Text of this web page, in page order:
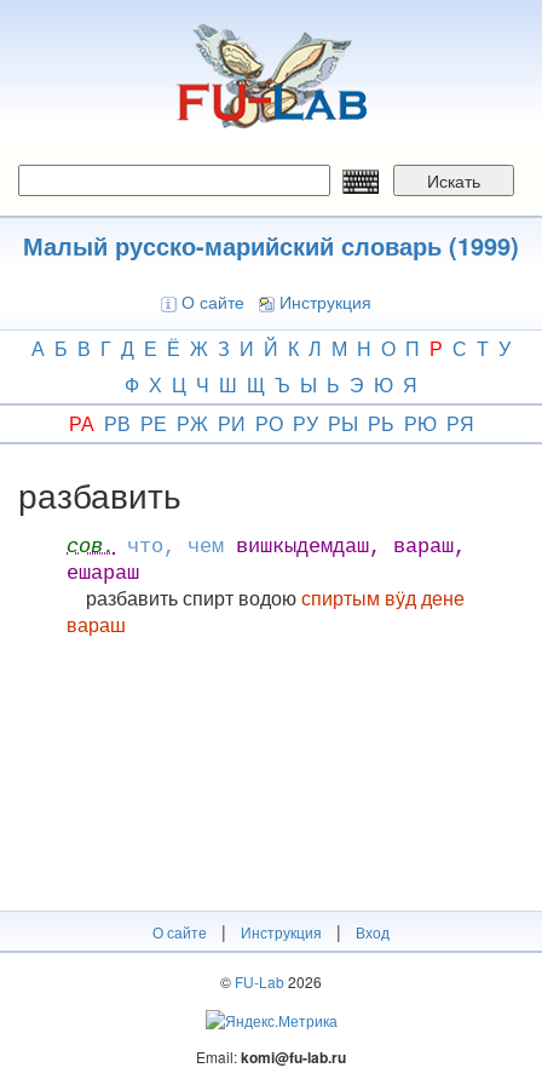
Искать
Малый русско-марийский словарь (1999)
О сайте Инструкция
А Б В Г Д Е Ё Ж З И Й К Л М Н О П Р С Т У
Ф Х Ц Ч Ш Щ Ъ Ы Ь Э Ю Я
РА РВ РЕ РЖ РИ РО РУ РЫ РЬ РЮ РЯ
разбавить
сов. что, чем вишкыдемдаш, вараш,
ешараш
разбавить спирт водоюспиртым вӱд дене
вараш
О сайте | Инструкция | Вход
© FU-Lab2026
Email:komi@fu-lab.ru